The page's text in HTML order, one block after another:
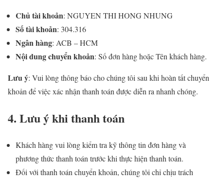
Chủ tài khoản: NGUYEN THI HONG NHUNG
Số tài khoản: 304.316
Ngân hàng: ACB – HCM
Nội dung chuyển khoản: Số đơn hàng hoặc Tên khách hàng.
Lưu ý: Vui lòng thông báo cho chúng tôi sau khi hoàn tất chuyển
khoản để việc xác nhận thanh toán được diễn ra nhanh chóng.
4. Lưu ý khi thanh toán
Khách hàng vui lòng kiểm tra kỹ thông tin đơn hàng và
phương thức thanh toán trước khi thực hiện thanh toán.
Đối với thanh toán chuyển khoản, chúng tôi chỉ chịu trách